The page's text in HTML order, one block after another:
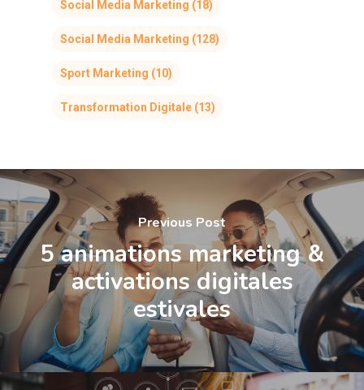
Social Media Marketing (18)
Social Media Marketing (128)
Sport Marketing (10)
Transformation Digitale (13)
Previous Post
5 animations marketing &
activations digitales
estivales